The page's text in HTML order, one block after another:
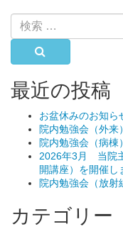
検
索:
最近の投稿
お盆休みのお知ら
院内勉強会（外来
院内勉強会（病棟
2026年3月 当院
開講座）を開催し
院内勉強会（放射
カテゴリー